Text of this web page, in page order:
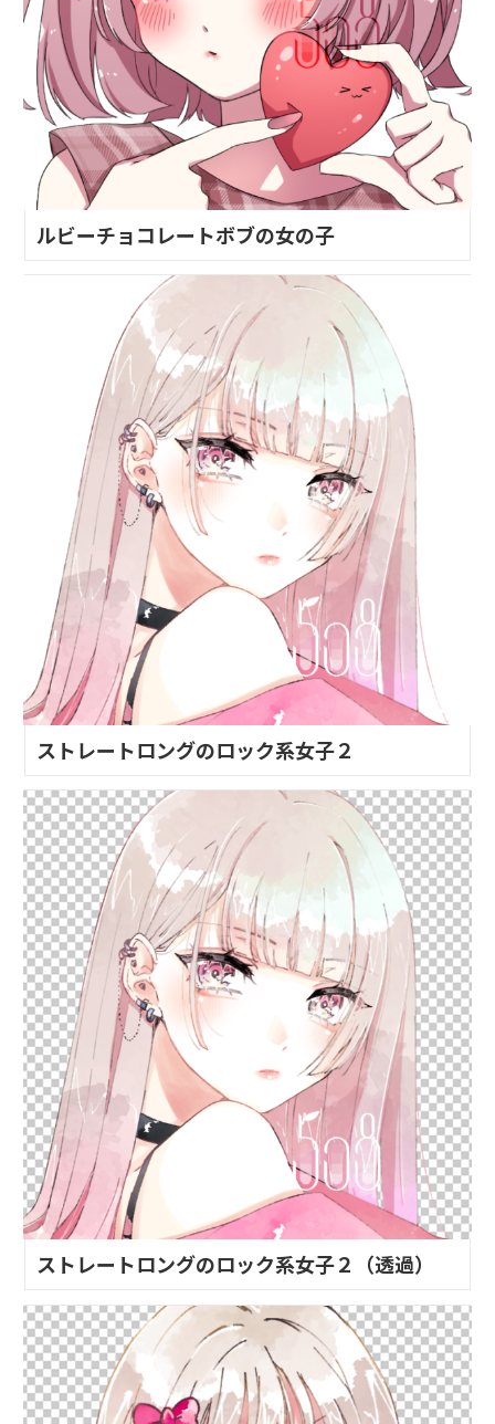
ルビーチョコレートボブの女の子
ストレートロングのロック系女子２
ストレートロングのロック系女子２（透過）